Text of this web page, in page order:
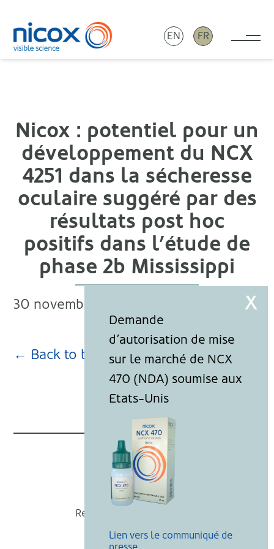
Nicox
EN FR
Nicox : potentiel pour un
développement du NCX
4251 dans la sécheresse
oculaire suggéré par des
résultats post hoc
positifs dans l’étude de
phase 2b Mississippi
30 novembre 2021
← Back to blog page
Nicox
Recevoir nos actualités
Mentions légales
Lien vers le communiqué de